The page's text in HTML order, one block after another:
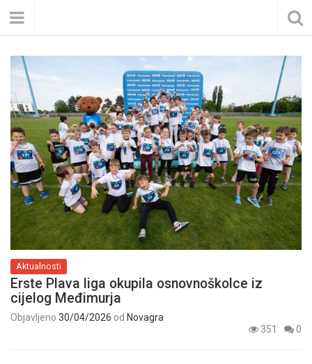
Aktualnosti
Erste Plava liga okupila osnovnoškolce iz
cijelog Međimurja
Objavljeno 30/04/2026 od Novagra
351
0